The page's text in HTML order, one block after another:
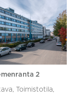
2
Toimistotila,